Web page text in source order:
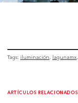
Tags: iluminación lagunamx
ARTÍCULOS RELACIONADOS